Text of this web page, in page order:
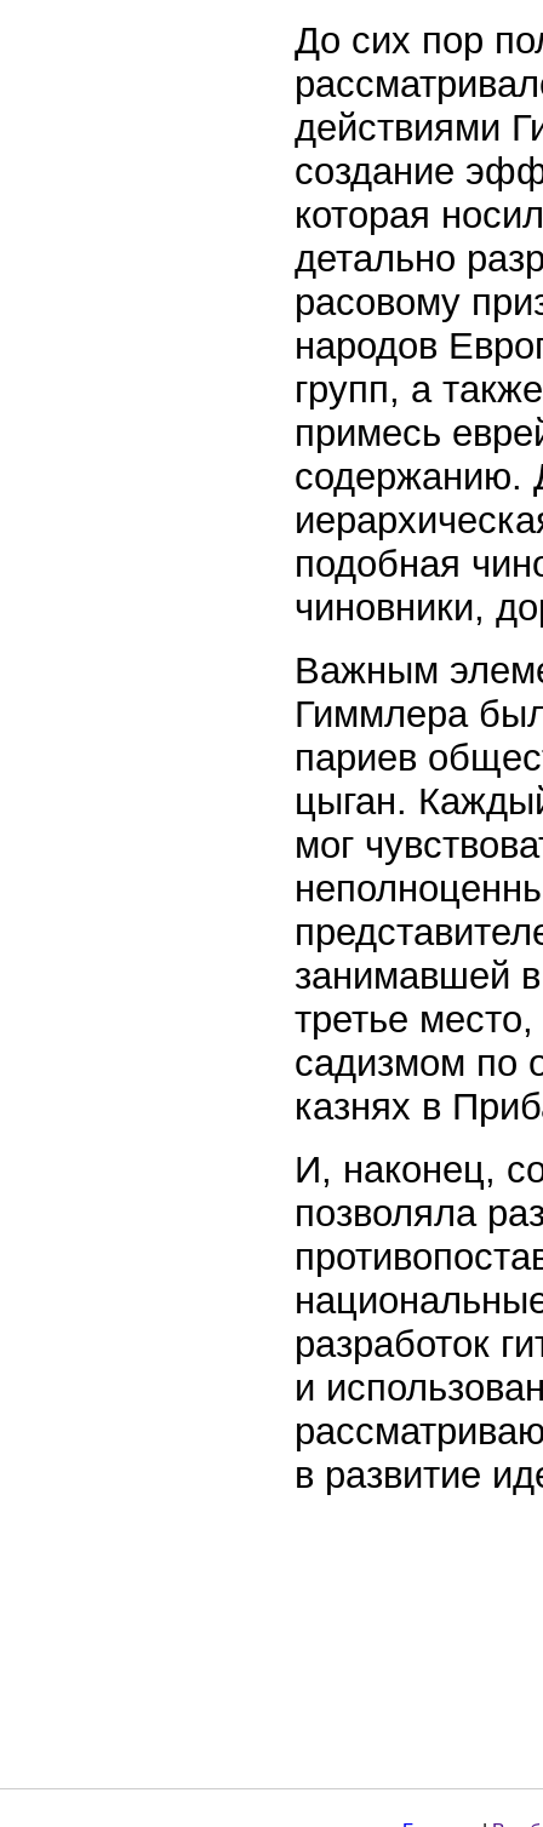
До сих пор
действиями
создание
которая
детально
расовому
народов
групп, а
примесь
содержанию.
подобная
чиновники,
Важным
Гиммлера
париев
цыган.
мог
занимавшей
третье
садизмом по
казнях в
И, наконец,
позволяла
разработок
и
в развитие